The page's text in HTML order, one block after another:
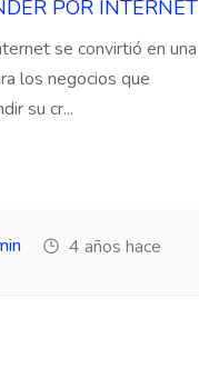
POR INTERNET
se convirtió en una
los negocios que
su cr...
4 años hace